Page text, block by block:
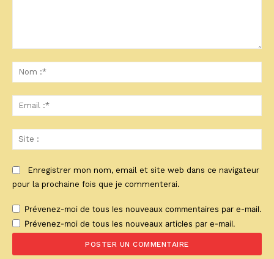
:*
:*
:
Enregistrer mon nom, email et site web dans ce navigateur
pour la prochaine fois que je commenterai.
Prévenez-moi de tous les nouveaux commentaires par e-mail.
Prévenez-moi de tous les nouveaux articles par e-mail.